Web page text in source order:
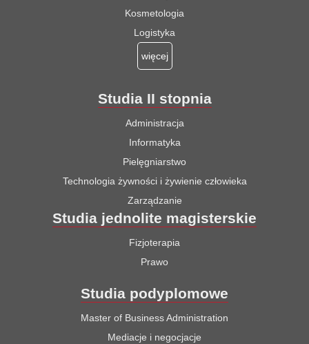
Kosmetologia
Logistyka
więcej
Studia II stopnia
Administracja
Informatyka
Pielęgniarstwo
Technologia żywności i żywienie człowieka
Zarządzanie
Studia jednolite magisterskie
Fizjoterapia
Prawo
Studia podyplomowe
Master of Business Administration
Mediacje i negocjacje